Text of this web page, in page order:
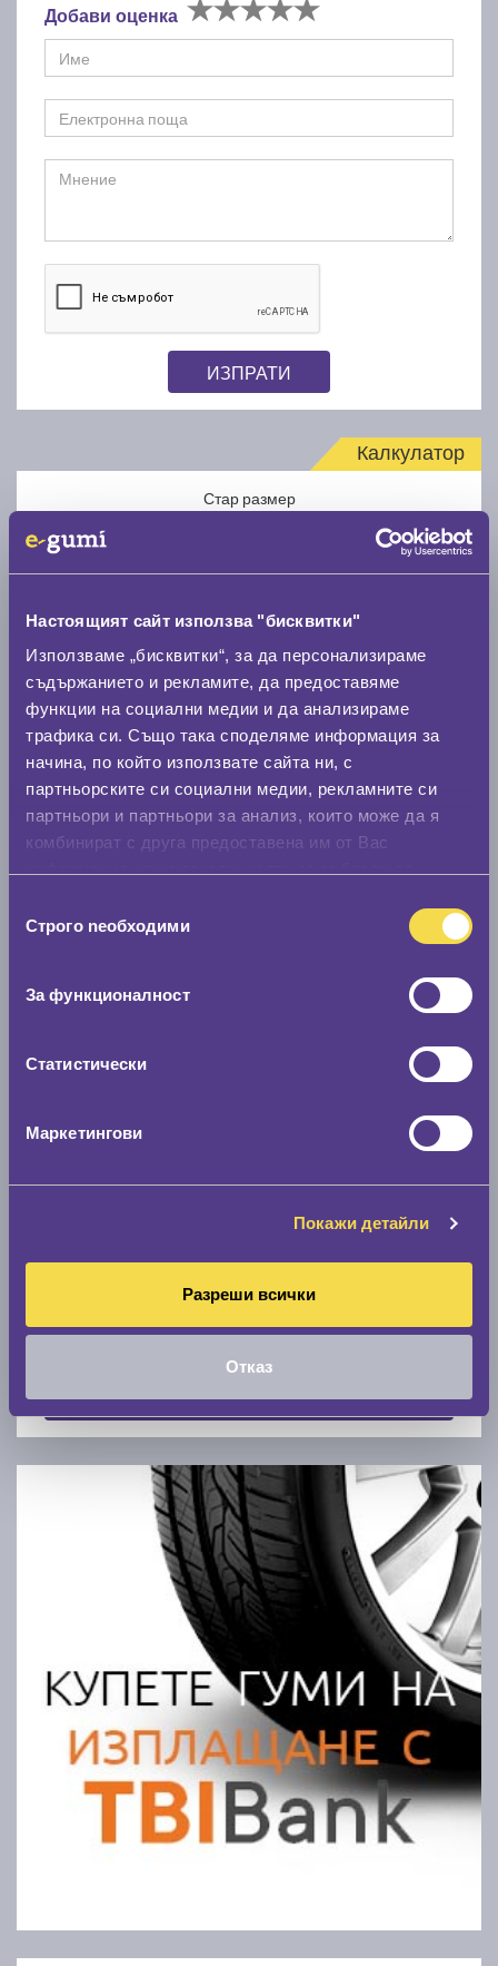
Настоящият сайт използва "бисквитки"
Използваме „бисквитки“, за да персонализираме
съдържанието и рекламите, да предоставяме
функции на социални медии и да анализираме
трафика си. Също така споделяме информация за
начина, по който използвате сайта ни, с
партньорските си социални медии, рекламните си
партньори и партньори за анализ, които може да я
комбинират с друга предоставена им от Вас
наСтрого nеобходими
За функционалност
Статистически
Маркетингови
Покажи детайли
Разреши всички
Отказ
Добави оценка
ИЗПРАТИ
Калкулатор
Стар размер
Нов размер
Стар размер
0 мм.
Скоростомер при 100
Покажи гуми